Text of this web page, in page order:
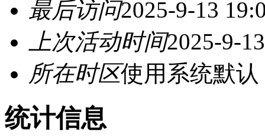
最后访问2025-9-13
上次活动时间2025-9-
所在时区使用系统默认
统计信息